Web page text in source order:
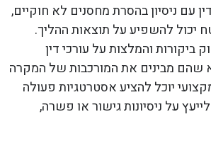
עם ניסיון בהסרת מחסנים לא חוקיים,
יכול להשפיע על תוצאות ההליך.
ביקורות והמלצות על עורכי דין
שהם מבינים את המורכבות של המקרה
יוכל להציע אסטרטגיות פעולה
על ניסיונות גישור או פשרה,